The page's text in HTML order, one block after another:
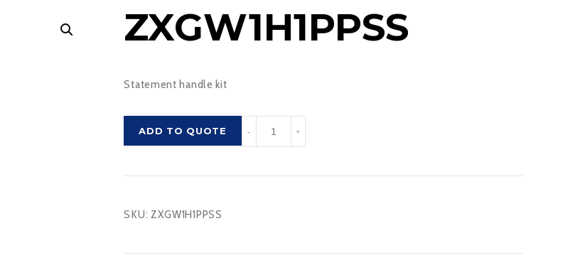
ZXGW1H1PPSS
Statement handle kit
ADD TO QUOTE
cantidad
- +
SKU: ZXGW1H1PPSS